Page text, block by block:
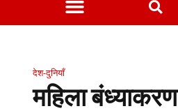
देश-दुनियाँ
महिला